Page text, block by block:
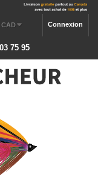
Connexion
CAD
75 95